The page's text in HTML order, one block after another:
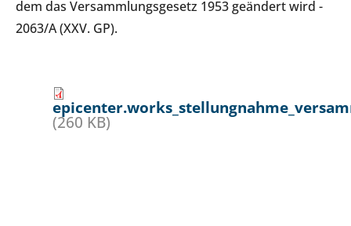
dem das Versammlungsgesetz 1953 geändert wird -
2063/A (XXV. GP).
(260 KB)